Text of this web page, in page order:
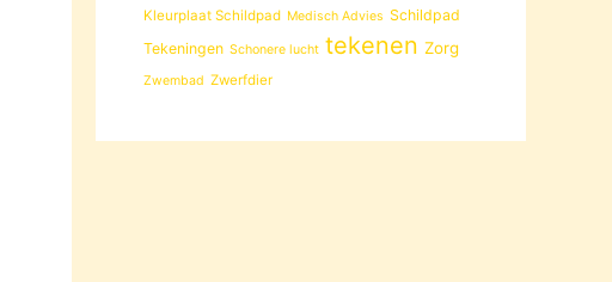
Kleurplaat Schildpad Medisch Advies Schildpad
Tekeningen Schonere lucht tekenen Zorg
Zwembad Zwerfdier